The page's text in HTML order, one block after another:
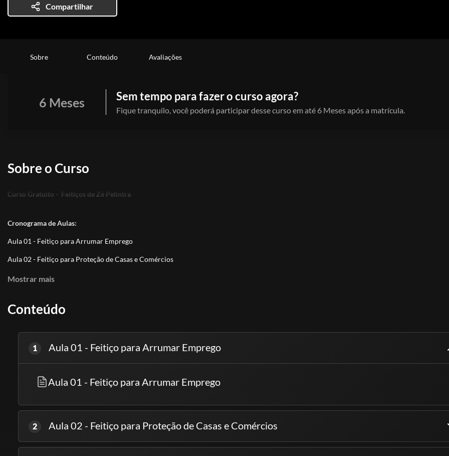
Compartilhar
Sobre Conteúdo Avaliações
6 Meses Sem tempo para fazer o curso agora?
Fique tranquilo, você poderá participar desse curso em até 6 Meses após a matrícula.
Sobre o Curso
Curso Gratuito - Feitiços de Zé Pelintra
Cronograma de Aulas:
Aula 01 - Feitiço para Arrumar Emprego
Aula 02 - Feitiço para Proteção de Casas e Comércios
Aula 03 - Feitiço para Sorte no Amor e na Vida
Saravá, Seu José Pelintra!
Mostrar mais
Conteúdo
1 Aula 01 - Feitiço para Arrumar Emprego
Aula 01 - Feitiço para Arrumar Emprego
2 Aula 02 - Feitiço para Proteção de Casas e Comércios